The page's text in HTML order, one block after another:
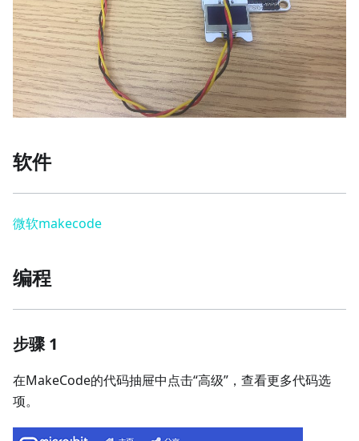
软件
微软makecode
编程
步骤 1
在MakeCode的代码抽屉中点击“高级”，查看更多代码选
项。